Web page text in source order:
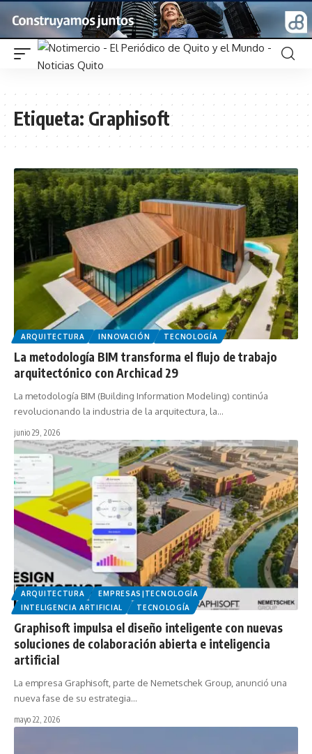
Etiqueta:Graphisoft
ARQUITECTURA INNOVACIÓN TECNOLOGÍA
La metodología BIM transforma el flujo de trabajo
arquitectónico con Archicad 29
La metodología BIM (Building Information Modeling) continúa
revolucionando la industria de la arquitectura, la…
junio 29, 2026
ARQUITECTURA
EMPRESAS|TECNOLOGÍA
INTELIGENCIA ARTIFICIAL
TECNOLOGÍA
Graphisoft impulsa el diseño inteligente con nuevas
soluciones de colaboración abierta e inteligencia
artificial
La empresa Graphisoft, parte de Nemetschek Group, anunció una
nueva fase de su estrategia…
mayo 22, 2026